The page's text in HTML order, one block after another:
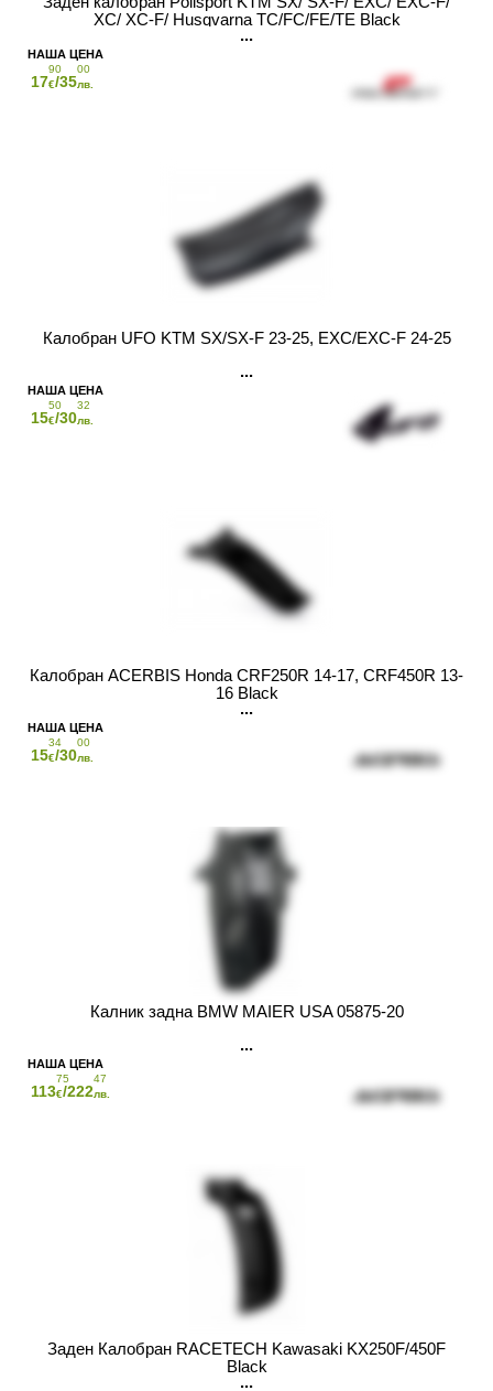
XC/ XC-F/ Husqvarna TC/FC/FE/TE Black
17
90
€/35
00
лв.
Калобран UFO KTM SX/SX-F 23-25, EXC/EXC-F 24-25
15
50
€/30
32
лв.
Калобран ACERBIS Honda CRF250R 14-17, CRF450R 13-
16 Black
15
34
€/30
00
лв.
Калник задна BMW MAIER USA 05875-20
113
75
€/222
47
лв.
Заден Калобран RACETECH Kawasaki KX250F/450F
Black